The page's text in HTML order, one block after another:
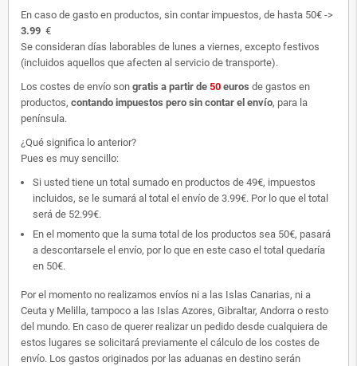
En caso de gasto en productos, sin contar impuestos, de hasta 50€ ->
3.99 €
Se consideran días laborables de lunes a viernes, excepto festivos
(incluidos aquellos que afecten al servicio de transporte).
Los costes de envío son gratis a partir de 50 euros de gastos en
productos, contando impuestos pero sin contar el envío, para la
península.
¿Qué significa lo anterior?
Pues es muy sencillo:
Si usted tiene un total sumado en productos de 49€, impuestos
incluidos, se le sumará al total el envío de 3.99€. Por lo que el total
será de 52.99€.
En el momento que la suma total de los productos sea 50€, pasará
a descontarsele el envío, por lo que en este caso el total quedaría
en 50€.
Por el momento no realizamos envíos ni a las Islas Canarias, ni a
Ceuta y Melilla, tampoco a las Islas Azores, Gibraltar, Andorra o resto
del mundo. En caso de querer realizar un pedido desde cualquiera de
estos lugares se solicitará previamente el cálculo de los costes de
envío. Los gastos originados por las aduanas en destino serán